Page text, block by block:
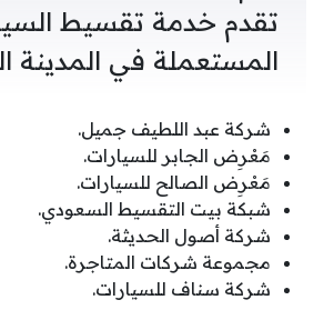
تقدم خدمة تقسيط
المستعملة في المدينة
شركة عبد اللطيف جميل.
مَعْرِض الجابر للسيارات.
مَعْرِض الصالح للسيارات.
شبكة بيت التقسيط السعودي.
شركة أصول الحديثة.
مجموعة شركات المتاجرة.
شركة سناف للسيارات.